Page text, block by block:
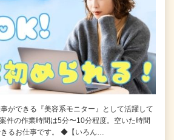
ができる『美容系モニター』として活躍して
件の作業時間は5分〜10分程度。空いた時間
きるお仕事です。 ◆【いろん…